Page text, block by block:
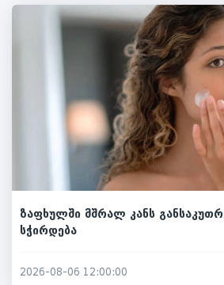
ზაფხულში მშრალ კანს
სჭირდება
2026-08-06 12:00:00